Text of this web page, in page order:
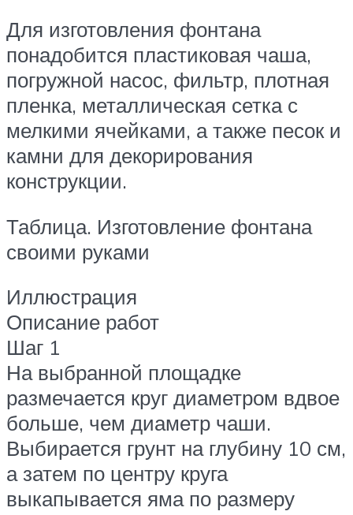
Для изготовления фонтана
понадобится пластиковая чаша,
погружной насос, фильтр, плотная
пленка, металлическая сетка с
мелкими ячейками, а также песок и
камни для декорирования
конструкции.
Таблица. Изготовление фонтана
своими руками
Иллюстрация
Описание работ
Шаг 1
На выбранной площадке
размечается круг диаметром вдвое
больше, чем диаметр чаши.
Выбирается грунт на глубину 10 см,
а затем по центру круга
выкапывается яма по размеру